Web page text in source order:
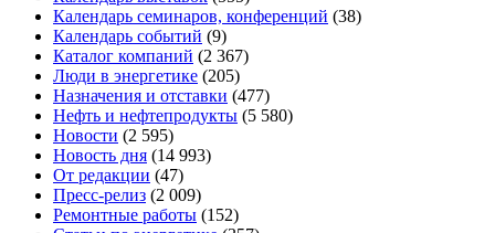
Календарь семинаров, конференций (38)
Календарь событий (9)
Каталог компаний (2 367)
Люди в энергетике (205)
Назначения и отставки (477)
Нефть и нефтепродукты (5 580)
Новости (2 595)
Новость дня (14 993)
От редакции (47)
Пресс-релиз (2 009)
Ремонтные работы (152)